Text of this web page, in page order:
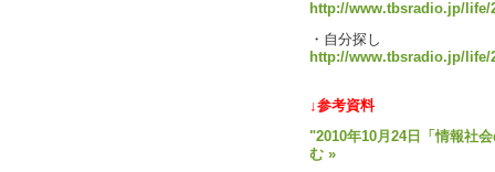
http://www.tbsradio.jp/life/
・自分探し
http://www.tbsradio.jp/life/
↓参考資料
"2010年10月24日「情報社
む »